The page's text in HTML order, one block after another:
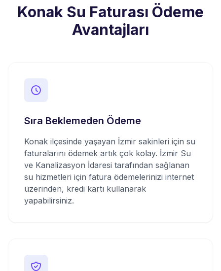
Konak Su Faturası Ödeme
Avantajları
Sıra Beklemeden Ödeme
Konak ilçesinde yaşayan İzmir sakinleri için su
faturalarını ödemek artık çok kolay. İzmir Su
ve Kanalizasyon İdaresi tarafından sağlanan
su hizmetleri için fatura ödemelerinizi internet
üzerinden, kredi kartı kullanarak
yapabilirsiniz.